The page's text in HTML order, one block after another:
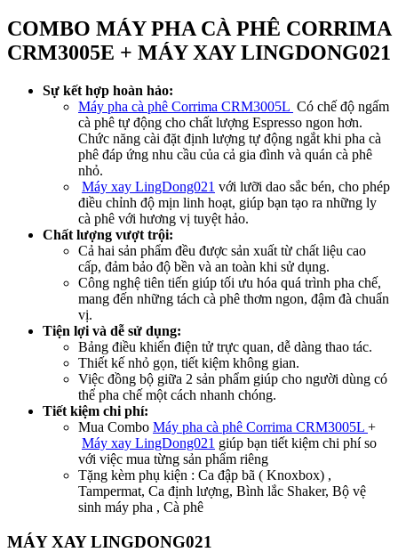
COMBO MÁY PHA CÀ PHÊ CORRIMA
CRM3005E + MÁY XAY LINGDONG021
Sự kết hợp hoàn hảo:
Máy pha cà phê Corrima CRM3005L Có chế độ ngấm
cà phê tự động cho chất lượng Espresso ngon hơn.
Chức năng cài đặt định lượng tự động ngắt khi pha cà
phê đáp ứng nhu cầu của cả gia đình và quán cà phê
nhỏ.
Máy xay LingDong021 với lưỡi dao sắc bén, cho phép
điều chỉnh độ mịn linh hoạt, giúp bạn tạo ra những ly
cà phê với hương vị tuyệt hảo.
Chất lượng vượt trội:
Cả hai sản phẩm đều được sản xuất từ chất liệu cao
cấp, đảm bảo độ bền và an toàn khi sử dụng.
Công nghệ tiên tiến giúp tối ưu hóa quá trình pha chế,
mang đến những tách cà phê thơm ngon, đậm đà chuẩn
vị.
Tiện lợi và dễ sử dụng:
Bảng điều khiển điện tử trực quan, dễ dàng thao tác.
Thiết kế nhỏ gọn, tiết kiệm không gian.
Việc đồng bộ giữa 2 sản phẩm giúp cho người dùng có
thể pha chế một cách nhanh chóng.
Tiết kiệm chi phí:
Mua Combo Máy pha cà phê Corrima CRM3005L +
Máy xay LingDong021 giúp bạn tiết kiệm chi phí so
với việc mua từng sản phẩm riêng
Tặng kèm phụ kiện : Ca đập bã ( Knoxbox) ,
Tampermat, Ca định lượng, Bình lắc Shaker, Bộ vệ
sinh máy pha , Cà phê
MÁY XAY LINGDONG021